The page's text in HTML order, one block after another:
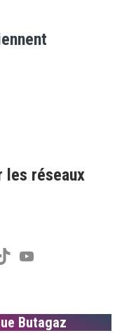
les réseaux
YouTube
Butagaz